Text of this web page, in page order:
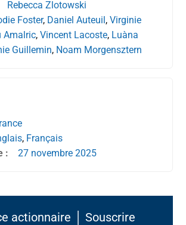
Rebecca Zlotowski
Foster, Daniel Auteuil,Virginie
Amalric,Vincent Lacoste, Luàna
Guillemin, Noam Morgensztern
, Français
:
27 novembre 2025
actionnaire │ Souscrire